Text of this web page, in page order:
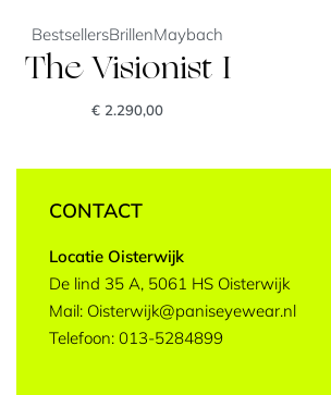
BestsellersBrillenMaybach
The Visionist I
€ 2.290,00
CONTACT
Locatie Oisterwijk
De lind 35 A, 5061 HS Oisterwijk
Mail: Oisterwijk@paniseyewear.nl
Telefoon: 013-5284899